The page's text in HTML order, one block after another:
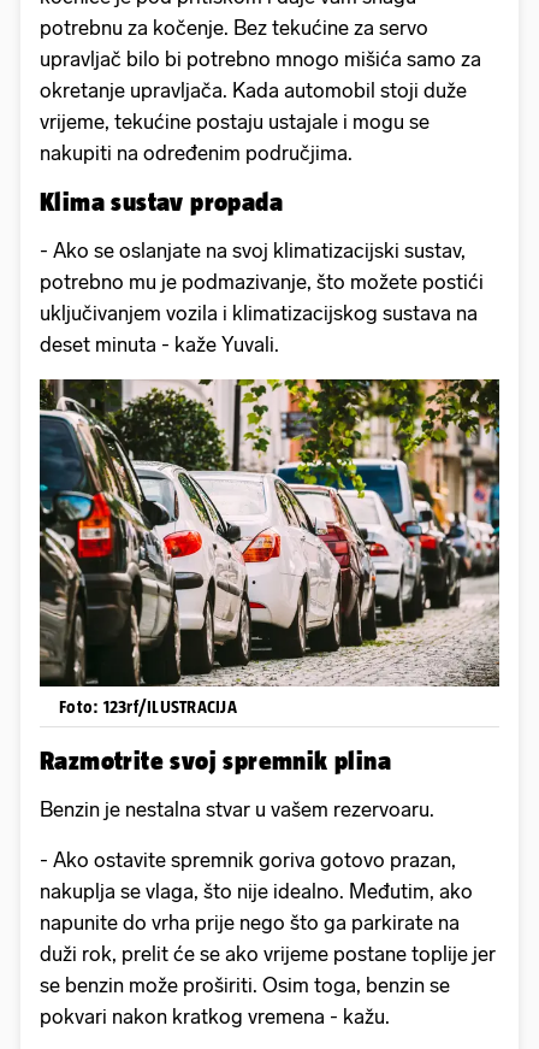
potrebnu za kočenje. Bez tekućine za servo
upravljač bilo bi potrebno mnogo mišića samo za
okretanje upravljača. Kada automobil stoji duže
vrijeme, tekućine postaju ustajale i mogu se
nakupiti na određenim područjima.
Klima sustav propada
- Ako se oslanjate na svoj klimatizacijski sustav,
potrebno mu je podmazivanje, što možete postići
uključivanjem vozila i klimatizacijskog sustava na
deset minuta - kaže Yuvali.
Foto: 123rf/ILUSTRACIJA
Razmotrite svoj spremnik plina
Benzin je nestalna stvar u vašem rezervoaru.
- Ako ostavite spremnik goriva gotovo prazan,
nakuplja se vlaga, što nije idealno. Međutim, ako
napunite do vrha prije nego što ga parkirate na
duži rok, prelit će se ako vrijeme postane toplije jer
se benzin može proširiti. Osim toga, benzin se
pokvari nakon kratkog vremena - kažu.